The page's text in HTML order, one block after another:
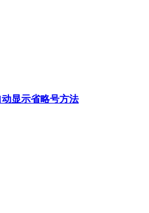
显示省略号方法